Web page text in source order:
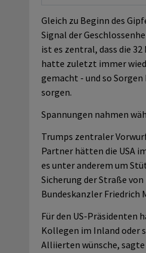
Gleich zu Beginn des
Signal der
ist es zentral, dass die
hatte zuletzt immer
gemacht - und so
sorgen.
Spannungen nahmen
Trumps zentraler
Partner hätten die USA
es unter anderem um
Sicherung der Straße
Bundeskanzler Friedrich
Für den US-
Kollegen im Inland oder
Alliierten wünsche,